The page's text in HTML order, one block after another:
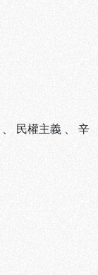
、 民權主義 、 辛